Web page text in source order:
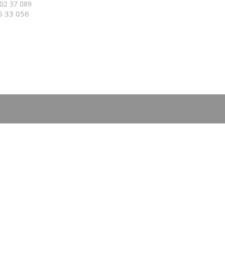
37 089
33 056